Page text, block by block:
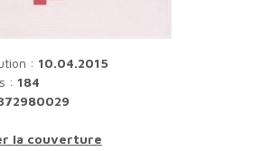
: 10.04.2015
: 184
la couverture